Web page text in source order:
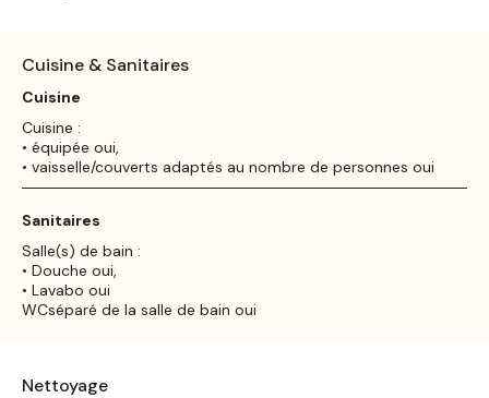
Cuisine & Sanitaires
Cuisine
Cuisine :
• équipée oui,
• vaisselle/couverts adaptés au nombre de personnes oui
Sanitaires
Salle(s) de bain :
• Douche oui,
• Lavabo oui
WCséparé de la salle de bain oui
Nettoyage